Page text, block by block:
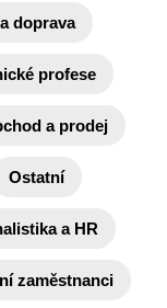
doprava
profese
a prodej
Ostatní
a HR
zaměstnanci